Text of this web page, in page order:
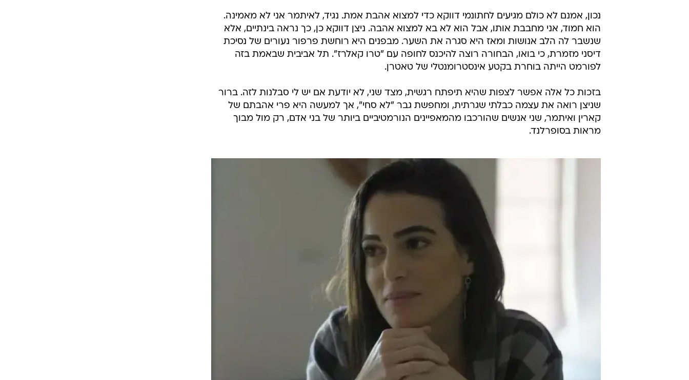
נכון, אמנם לא כולם מגיעים לחתונמי דווקא כדי למצוא אהבת אמת. נגיד, לאיתמר אני לא מאמינה.
הוא חמוד, אני מחבבת אותו, אבל הוא לא בא למצוא אהבה. ניצן דווקא כן, כך נראה בינתיים, אלא
שנשבר לה הלב אנושות ומאז היא סגרה את השער. מבפנים היא רוחשת פרפור נעורים של נסיכת
דיסני מזמרת, כי בואו, הבחורה רוצה להיכנס לחופה עם "טרו קאלרז". תל אביבית שבאמת בזה
לפורמט הייתה בוחרת בקטע אינסטרומנטלי של טאטרן.
בזכות כל אלה אפשר לצפות שהיא תיפתח רגשית, מצד שני, לא יודעת אם יש לי סבלנות לזה. ברור
שניצן רואה את עצמה כבלתי שגרתית, ומחפשת גבר "לא סחי", אך למעשה היא פרי אהבתם של
קארין ואיתמר, שני אנשים שהורכבו מהמאפיינים הנורמטיביים ביותר של בני אדם, רק מול מבוך
מראות בסופרלנד.